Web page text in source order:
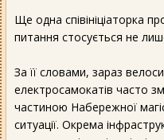
Ще одна співініціаторка
питання стосується не
За її словами, зараз
електросамокатів часто
частиною Набережної
ситуації. Окрема